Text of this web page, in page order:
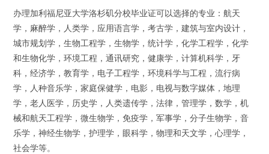
办理加利福尼亚大学洛杉矶分校毕业证可以选择的专业：航天
学，麻醉学，人类学，应用语言学，考古学，建筑与室内设计，
城市规划学，生物工程学，生物学，统计学，化学工程学，化学
和生物化学，环境工程，通讯研究，健康学，计算机科学，牙
科，经济学，教育学，电子工程学，环境科学与工程，流行病
学，人种音乐学，家庭保健学，电影，电视与数字媒体，地理
学，老人医学，历史学，人类遗传学，法律，管理学，数学，机
械和航天工程学，微生物学，免疫学，军事学，分子生物学，音
乐学，神经生物学，护理学，眼科学，物理和天文学，心理学，
社会学等。